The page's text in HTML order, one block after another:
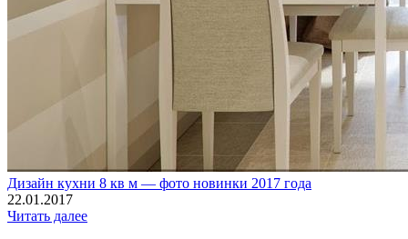
Дизайн кухни 8 кв м — фото новинки 2017 года
22.01.2017
Читать далее